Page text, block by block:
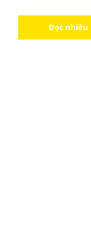
Đọc nhiều